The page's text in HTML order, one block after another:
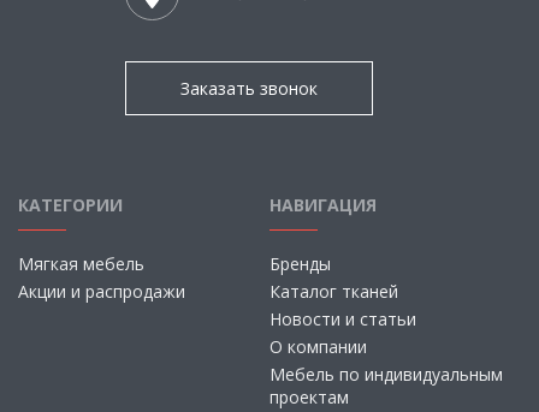
Заказать звонок
КАТЕГОРИИ
Мягкая мебель
Акции и распродажи
НАВИГАЦИЯ
Бренды
Каталог тканей
Новости и статьи
О компании
Мебель по индивидуальным
проектам